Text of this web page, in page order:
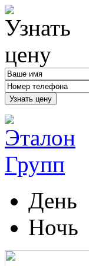
Узнать цену
День
Ночь